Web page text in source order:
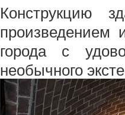
Конструкцию
произведением
города с
необычного